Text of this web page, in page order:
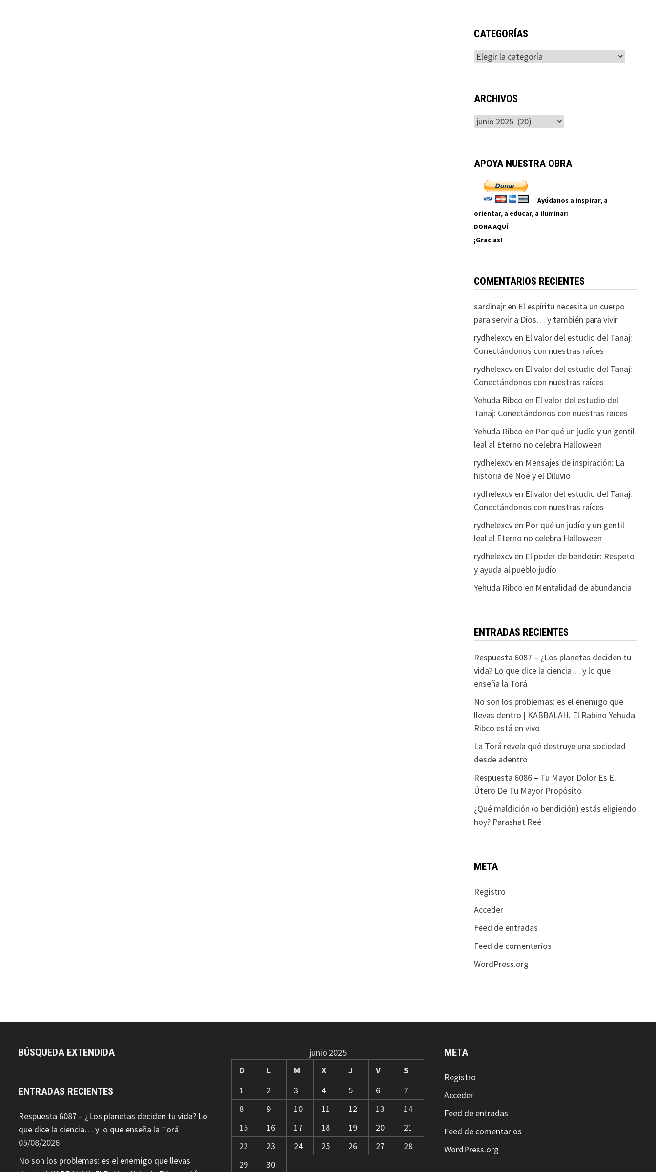
CATEGORÍAS
Categorías
ARCHIVOS
Archivos
APOYA NUESTRA OBRA
Ayúdanos a inspirar, a
orientar, a educar, a iluminar:
DONA AQUÍ
¡Gracias!
COMENTARIOS RECIENTES
sardinajren El espíritu necesita un cuerpo
para servir a Dios… y también para vivir
rydhelexcven El valor del estudio del Tanaj:
Conectándonos con nuestras raíces
rydhelexcven El valor del estudio del Tanaj:
Conectándonos con nuestras raíces
Yehuda Ribco en El valor del estudio del
Tanaj: Conectándonos con nuestras raíces
Yehuda Ribco en Por qué un judío y un gentil
leal al Eterno no celebra Halloween
rydhelexcven Mensajes de inspiración: La
historia de Noé y el Diluvio
rydhelexcven El valor del estudio del Tanaj:
Conectándonos con nuestras raíces
rydhelexcven Por qué un judío y un gentil
leal al Eterno no celebra Halloween
rydhelexcven El poder de bendecir: Respeto
y ayuda al pueblo judío
Yehuda Ribco en Mentalidad de abundancia
ENTRADAS RECIENTES
Respuesta 6087 – ¿Los planetas deciden tu
vida? Lo que dice la ciencia… y lo que
enseña la Torá
No son los problemas: es el enemigo que
llevas dentro | KABBALAH. El Rabino Yehuda
Ribco está en vivo
La Torá revela qué destruye una sociedad
desde adentro
Respuesta 6086 – Tu Mayor Dolor Es El
Útero De Tu Mayor Propósito
¿Qué maldición (o bendición) estás eligiendo
hoy? Parashat Reé
META
Registro
Acceder
Feed de entradas
Feed de comentarios
WordPress.org
BÚSQUEDA EXTENDIDA
ENTRADAS RECIENTES
Respuesta 6087 – ¿Los planetas deciden tu vida? Lo
que dice la ciencia… y lo que enseña la Torá
05/08/2026
No son los problemas: es el enemigo que llevas
junio 2025
D
L M X J V
S
1
2 3 4 5 6
7
8
9 10 11 12 13
14
15
16 17 18 19 20
21
22
23 24 25 26 27
28
29
30
META
Registro
Acceder
Feed de entradas
Feed de comentarios
WordPress.org